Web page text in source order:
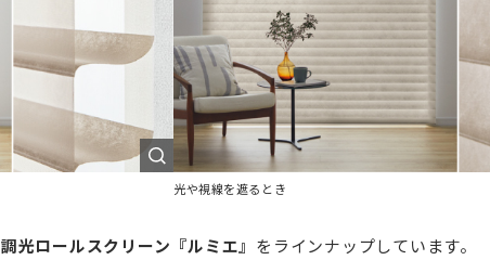
光や視線を遮るとき
調光ロールスクリーン『ルミエ』 をラインナップしています。